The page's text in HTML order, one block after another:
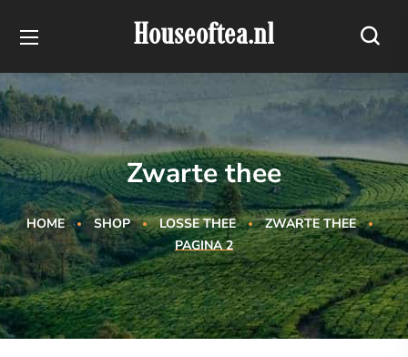
Houseoftea.nl
Zwarte thee
HOME SHOP LOSSE THEE
ZWARTE THEE
PAGINA 2